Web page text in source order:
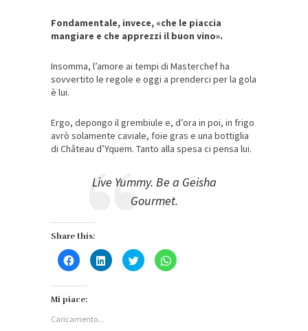
Fondamentale, invece, «che le piaccia
mangiare e che apprezzi il buon vino».
Insomma, l’amore ai tempi di Masterchef ha
sovvertito le regole e oggi a prenderci per la gola
è lui.
Ergo, depongo il grembiule e, d’ora in poi, in frigo
avrò solamente caviale, foie gras e una bottiglia
di Château d’Yquem. Tanto alla spesa ci pensa lui.
Live Yummy. Be a Geisha
Gourmet.
Share this:
Fai
clic
condividere
Facebook
apre
in
Fai
clic
Fai
clic
Fai
clic
Mi piace:
Caricamento...